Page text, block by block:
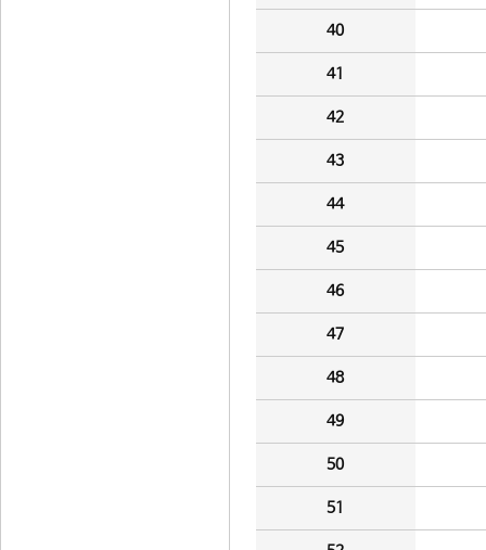
40
41
42
43
44
45
46
47
48
49
50
51